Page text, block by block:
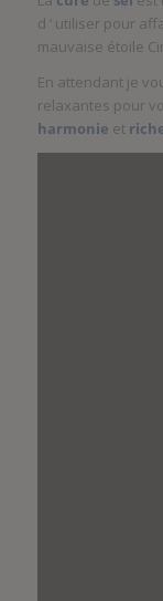
d ‘ utiliser pour
mauvaise étoile
En attendant je
relaxantes pour
harmonie et